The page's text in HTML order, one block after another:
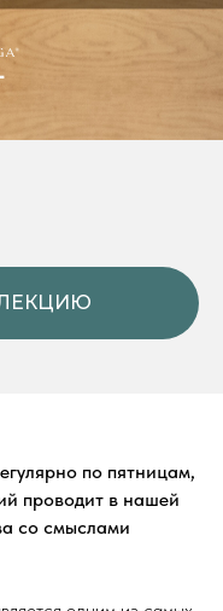
по пятницам,
проводит в нашей
со смыслами